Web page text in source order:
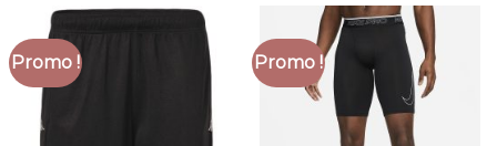
Promo ! Promo !